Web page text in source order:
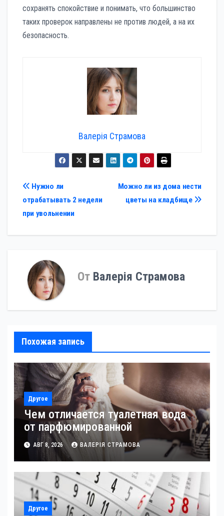
сохранять спокойствие и понимать, что большинство
таких проверок направлены не против людей, а на их
безопасность.
Валерія Страмова
Навигация
по
записям
Можно ли из дома нести
цветы на кладбище
Нужно ли
отрабатывать 2 недели
при увольнении
От Валерія Страмова
Похожая запись
Другое
Чем отличается туалетная вода
от парфюмированной
АВГ 8, 2026 ВАЛЕРІЯ СТРАМОВА
Другое